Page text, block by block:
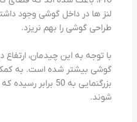
لنز ها در داخل گوشی وجود
طراحی گوشی را بهم نریزد.
با توجه به این چیدمان،
گوشی بیشتر شده است. به کمک
بزرگنمایی به 50
شوند.